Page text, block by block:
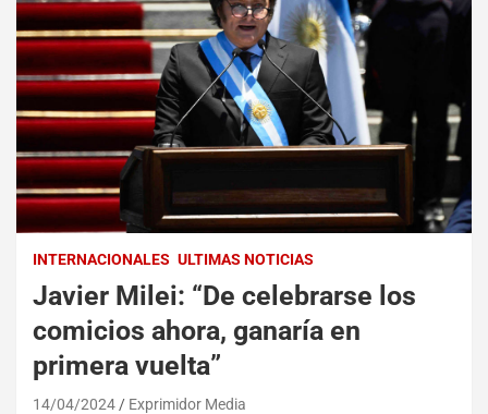
INTERNACIONALES ULTIMAS NOTICIAS
Javier Milei: “De celebrarse los
comicios ahora, ganaría en
primera vuelta”
14/04/2024 Exprimidor Media